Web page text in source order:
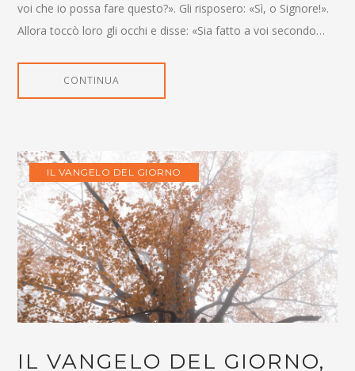
voi che io possa fare questo?». Gli risposero: «Sì, o Signore!».
Allora toccò loro gli occhi e disse: «Sia fatto a voi secondo…
CONTINUA
IL VANGELO DEL GIORNO
IL VANGELO DEL GIORNO,